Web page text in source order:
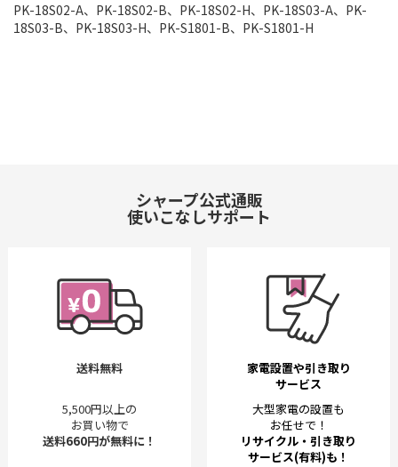
PK-18S02-A、PK-18S02-B、PK-18S02-H、PK-18S03-A、PK-
18S03-B、PK-18S03-H、PK-S1801-B、PK-S1801-H
シャープ公式通販
使いこなしサポート
送料無料
5,500円以上の
お買い物で
送料660円が無料に！
家電設置や引き取り
サービス
大型家電の設置も
お任せで！
リサイクル・引き取り
サービス(有料)も！